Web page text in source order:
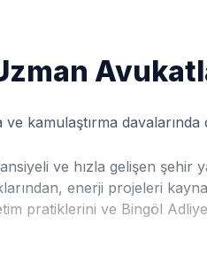
kamulaştırma
ve hızla gelişen şehir
enerji projeleri
pratiklerini ve Bingöl